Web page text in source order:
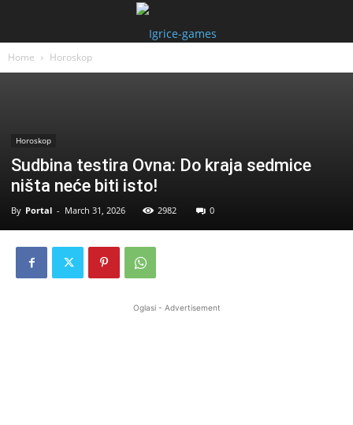
Home Horoskop
Horoskop
Sudbina testira Ovna: Do kraja sedmice
ništa neće biti isto!
By Portal - March 31, 2026 2982 0
Oglasi - Advertisement